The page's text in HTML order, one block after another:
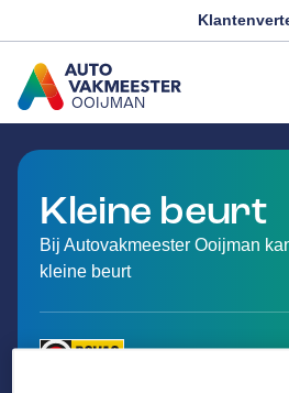
OOIJMAN
GA NAAR DE HOMEPAGINA
Kleine beurt
Bij Autovakmeester Ooijman
kleine beurt